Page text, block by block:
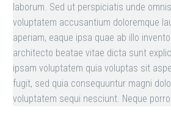
laborum. Sed ut perspiciatis unde
voluptatem accusantium doloremque
aperiam, eaque ipsa quae ab illo
architecto beatae vitae dicta sunt
ipsam voluptatem quia voluptas sit
fugit, sed quia consequuntur magni
voluptatem sequi nesciunt. Neque